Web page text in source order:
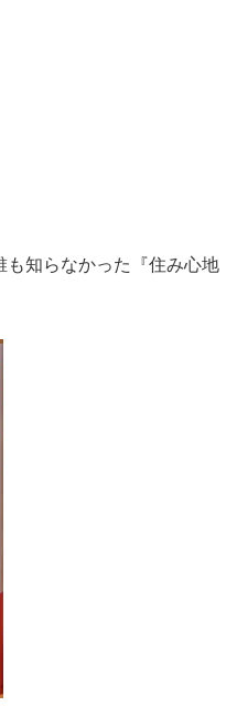
も知らなかった『住み心地